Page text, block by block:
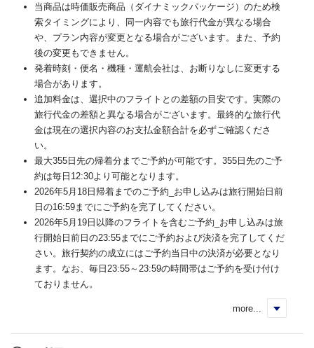
当商品は時価販売商品（ダイナミックパッケージ）のため検
索タイミングにより、同一内容でも旅行代金が異なる場合
や、プラン内容が変更となる場合がございます。また、予約
後の変更もできません。
発着時刻・便名・機種・運航会社は、お断りなしに変更する
場合があります。
追加料金は、選択中のフライトとの差額の目安です。実際の
旅行代金の差額と異なる場合がございます。最終的な旅行代
金は現在の選択内容のお支払金額合計を必ずご確認くださ
い。
最大355日先の帰着分までご予約が可能です。355日先のご予
約は毎日12:30より可能となります。
2026年5月18日帰着までのご予約_お申し込みは旅行開始日前
日の16:59までにご予約を完了してください。
2026年5月19日以降のフライトを含むご予約_お申し込みは旅
行開始日前日の23:55までにご予約および決済を完了してくだ
さい。旅行契約の成立にはご予約当日中の決済が必要となり
ます。なお、毎日23:55～23:59の時間帯はご予約を受け付け
ておりません。
more...